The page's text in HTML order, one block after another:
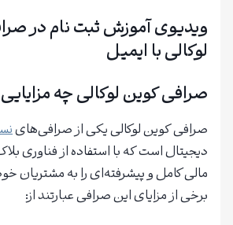
ویدیوی آموزش ثبت نام در
لوکالی با ایمیل
صرافی کوین لوکالی چه
صرافی کوین لوکالی یکی از صرافی‌های
دیجیتال است که با استفاده از فناوری
مالی کامل و پیشرفته‌ای را به مشتریان
برخی از مزایای این صرافی عبارتند از: